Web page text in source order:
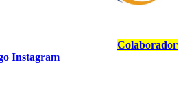
Colaborador